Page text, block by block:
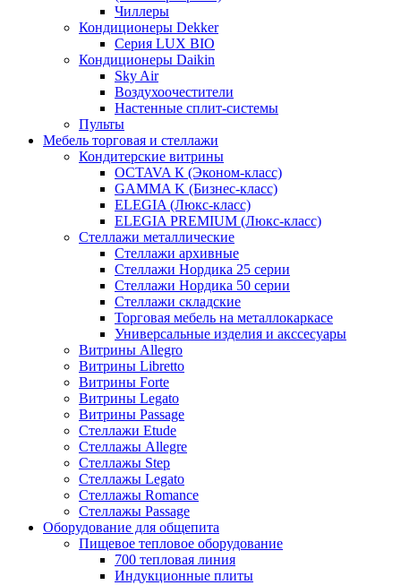
Чиллеры
Кондиционеры Dekker
Серия LUX BIO
Кондиционеры Daikin
Sky Air
Воздухоочестители
Настенные сплит-системы
Пульты
Мебель торговая и стеллажи
Кондитерские витрины
OCTAVA К (Эконом-класс)
GAMMA K (Бизнес-класс)
ELEGIA (Люкс-класс)
ELEGIA PREMIUM (Люкс-класс)
Стеллажи металлические
Стеллажи архивные
Стеллажи Нордика 25 серии
Стеллажи Нордика 50 серии
Стеллажи складские
Торговая мебель на металлокаркасе
Универсальные изделия и акссесуары
Витрины Allegro
Витрины Libretto
Витрины Forte
Витрины Legato
Витрины Passage
Стеллажи Etude
Стеллажы Allegre
Стеллажы Step
Стеллажы Legato
Стеллажы Romance
Стеллажы Passage
Оборудование для общепита
Пищевое тепловое оборудование
700 тепловая линия
Индукционные плиты